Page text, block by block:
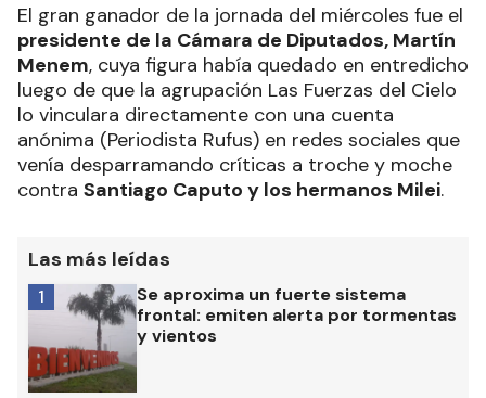
El gran ganador de la jornada del miércoles fue el
presidente de la Cámara de Diputados, Martín
Menem, cuya figura había quedado en entredicho
luego de que la agrupación Las Fuerzas del Cielo
lo vinculara directamente con una cuenta
anónima (Periodista Rufus) en redes sociales que
venía desparramando críticas a troche y moche
contra Santiago Caputo y los hermanos Milei.
Las más leídas
Se aproxima un fuerte sistema
frontal: emiten alerta por tormentas
y vientos
1